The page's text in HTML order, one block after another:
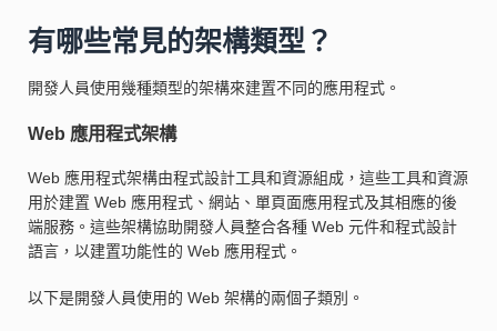
有哪些常見的架構類型？
開發人員使用幾種類型的架構來建置不同的應用程式。
Web 應用程式架構
Web 應用程式架構由程式設計工具和資源組成，這些工具和資源
用於建置 Web 應用程式、網站、單頁面應用程式及其相應的後
端服務。這些架構協助開發人員整合各種 Web 元件和程式設計
語言，以建置功能性的 Web 應用程式。
以下是開發人員使用的 Web 架構的兩個子類別。